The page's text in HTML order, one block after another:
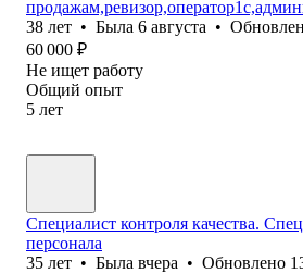
38 лет • Была 6 августа •
60 000 ₽
Не ищет работу
Общий опыт
5 лет
Специалист контроля качества.
персонала
35 лет • Была вчера • Обновлено